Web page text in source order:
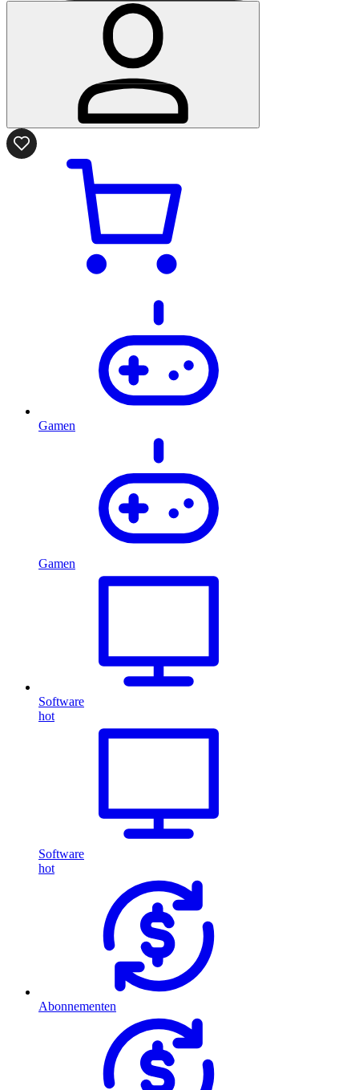
Gamen
Gamen
Software
hot
Software
hot
Abonnementen